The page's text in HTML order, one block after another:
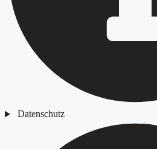
Datenschutz